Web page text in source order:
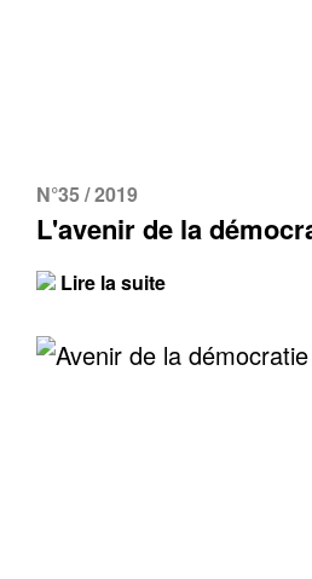
N°35 / 2019
L'avenir de la
Lire la suite